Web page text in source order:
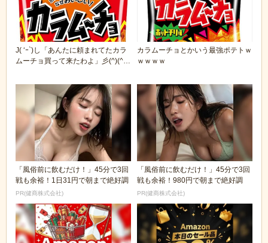
J( ‘ｰ`)し「あんたに頼まれてたカラ
ムーチョ買って来たわよ」彡(^)(^)
カラムーチョとかいう最強ポテトｗ
ｗｗｗｗ
「風俗前に飲むだけ！」45分で3回
戦も余裕！1日31円で朝まで絶好調
PR(健商株式会社)
「風俗前に飲むだけ！」45分で3回
戦も余裕！980円で朝まで絶好調
PR(健商株式会社)